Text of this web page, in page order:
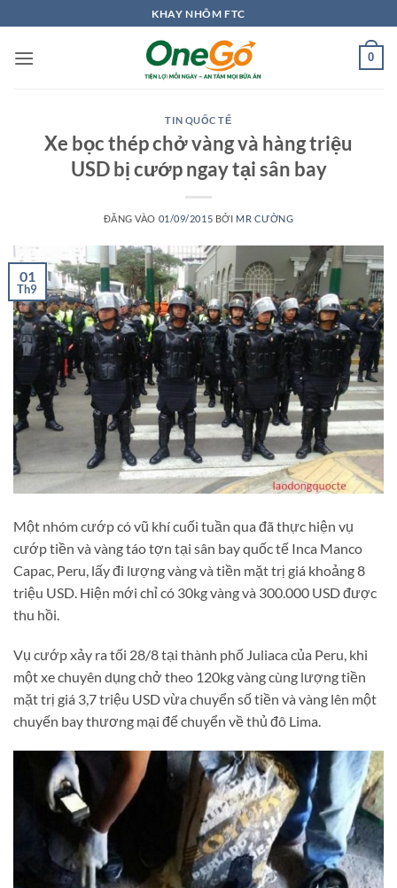
qua
nội
KHAY NHÔM FTC
0
TIN QUỐC TẾ
Xe bọc thép chở vàng và hàng triệu
USD bị cướp ngay tại sân bay
ĐĂNG VÀO 01/09/2015 BỞI MR CƯỜNG
01
Th9
Một nhóm cướp có vũ khí cuối tuần qua đã thực hiện vụ
cướp tiền và vàng táo tợn tại sân bay quốc tế Inca Manco
Capac, Peru, lấy đi lượng vàng và tiền mặt trị giá khoảng 8
triệu USD. Hiện mới chỉ có 30kg vàng và 300.000 USD được
thu hồi.
Vụ cướp xảy ra tối 28/8 tại thành phố Juliaca của Peru, khi
một xe chuyên dụng chở theo 120kg vàng cùng lượng tiền
mặt trị giá 3,7 triệu USD vừa chuyển số tiền và vàng lên một
chuyến bay thương mại để chuyển về thủ đô Lima.